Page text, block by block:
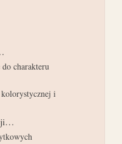
charakteru
i